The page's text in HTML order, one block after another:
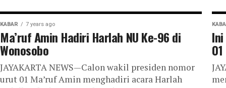
KABAR 7 years ago
Ma’ruf Amin Hadiri Harlah NU Ke-96 di
Wonosobo
JAYAKARTA NEWS—Calon wakil presiden nomor
urut 01 Ma’ruf Amin menghadiri acara Harlah
01